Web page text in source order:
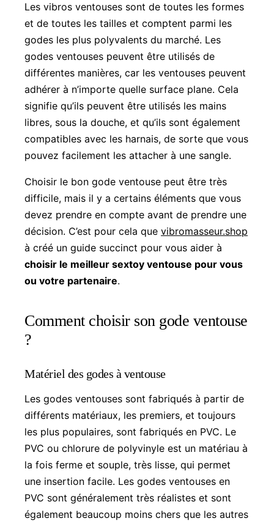
Les vibros ventouses sont de toutes les formes
et de toutes les tailles et comptent parmi les
godes les plus polyvalents du marché. Les
godes ventouses peuvent être utilisés de
différentes manières, car les ventouses peuvent
adhérer à n’importe quelle surface plane. Cela
signifie qu’ils peuvent être utilisés les mains
libres, sous la douche, et qu’ils sont également
compatibles avec les harnais, de sorte que vous
pouvez facilement les attacher à une sangle.
Choisir le bon gode ventouse peut être très
difficile, mais il y a certains éléments que vous
devez prendre en compte avant de prendre une
décision. C’est pour cela que vibromasseur.shop
à créé un guide succinct pour vous aider à
choisir le meilleur sextoy ventouse pour vous
ou votre partenaire.
Comment choisir son gode ventouse
?
Matériel des godes à ventouse
Les godes ventouses sont fabriqués à partir de
différents matériaux, les premiers, et toujours
les plus populaires, sont fabriqués en PVC. Le
PVC ou chlorure de polyvinyle est un matériau à
la fois ferme et souple, très lisse, qui permet
une insertion facile. Les godes ventouses en
PVC sont généralement très réalistes et sont
également beaucoup moins chers que les autres